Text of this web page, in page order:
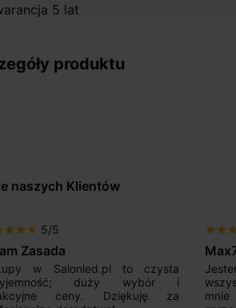
5 lat
produktu
naszych Klientów
star star star 5/5
Zasada
w Salonled.pl to czysta
duży wybór i
ceny. Dziękuję za
star star